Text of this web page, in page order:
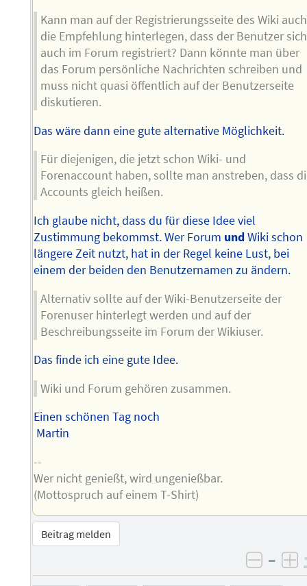
Kann man auf der Registrierungsseite des Wiki auch
die Empfehlung hinterlegen, dass der Benutzer sich
auch im Forum registriert? Dann könnte man über
das Forum persönliche Nachrichten schreiben und
muss nicht quasi öffentlich auf der Benutzerseite
diskutieren.
Das wäre dann eine gute alternative Möglichkeit.
Für diejenigen, die jetzt schon Wiki- und
Forenaccount haben, sollte man anstreben, dass
Accounts gleich heißen.
Ich glaube nicht, dass du für diese Idee viel
Zustimmung bekommst. Wer Forum undWiki schon
längere Zeit nutzt, hat in der Regel keine Lust, bei
einem der beiden den Benutzernamen zu ändern.
Alternativ sollte auf der Wiki-Benutzerseite der
Forenuser hinterlegt werden und auf der
Beschreibungsseite im Forum der Wikiuser.
Das finde ich eine gute Idee.
Wiki und Forum gehören zusammen.
Einen schönen Tag noch
Martin
--
Wer nicht genießt, wird ungenießbar.
(Mottospruch auf einem T-Shirt)
Beitrag melden
–